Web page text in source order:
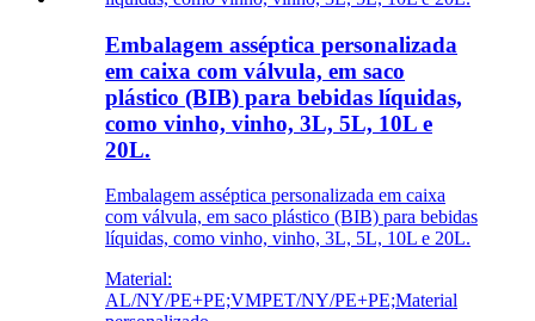
Embalagem asséptica personalizada
em caixa com válvula, em saco
plástico (BIB) para bebidas líquidas,
como vinho, vinho, 3L, 5L, 10L e
20L.
Embalagem asséptica personalizada em caixa
com válvula, em saco plástico (BIB) para bebidas
líquidas, como vinho, vinho, 3L, 5L, 10L e 20L.
Material:
AL/NY/PE+PE;VMPET/NY/PE+PE;Material